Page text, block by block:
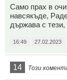
Само прах в
навсякъде,
държава с
16:49 27.02.2023
14 Този